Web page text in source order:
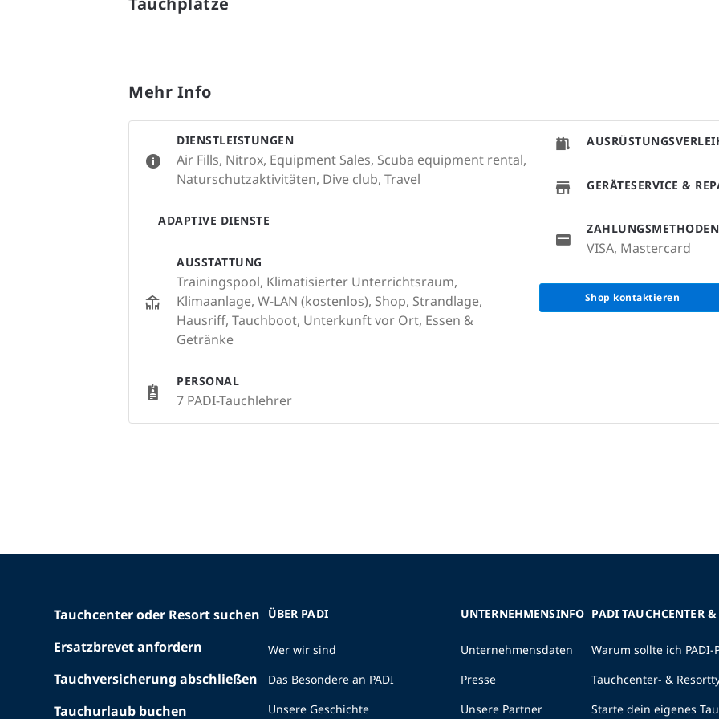
Mehr Info
DIENSTLEISTUNGEN
Air Fills, Nitrox, Equipment Sales, Scuba equipment rental,
Naturschutzaktivitäten, Dive club, Travel
ADAPTIVE DIENSTE
AUSSTATTUNG
Trainingspool, Klimatisierter Unterrichtsraum,
Klimaanlage, W-LAN (kostenlos), Shop, Strandlage,
Hausriff, Tauchboot, Unterkunft vor Ort, Essen &
Getränke
PERSONAL
7 PADI-Tauchlehrer
GERÄTESERVICE &
ZAHLUNGSMETHODEN
VISA, Mastercard
Shop kontaktieren
Tauchcenter oder Resort suchen
Ersatzbrevet anfordern
Tauchversicherung abschließen
Tauchurlaub buchen
ÜBER PADI
Wer wir sind
Das Besondere an PADI
Unsere Geschichte
UNTERNEHMENSINFO
Unternehmensdaten
Presse
Unsere Partner
PADI TAUCHCENTER &
Warum sollte ich
Tauchcenter- &
Starte dein eigenes